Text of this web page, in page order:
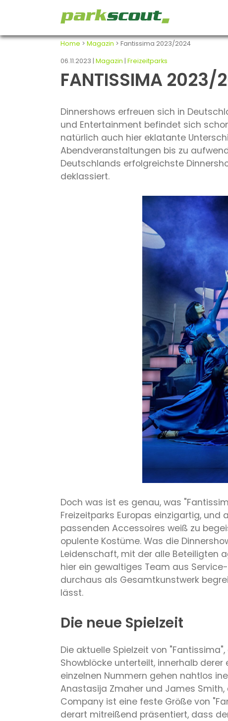
Home > Magazin > Fantissima 2023/2024
06.11.2023 | Magazin Freizeitparks
FANTISSIMA 2023/
Dinnershows erfreuen sich in
und Entertainment befindet sich
natürlich auch hier eklatante
Abendveranstaltungen bis zu
Deutschlands erfolgreichste
deklassiert.
Doch was ist es genau, was
Freizeitparks Europas einzigartig,
passenden Accessoires weiß zu
opulente Kostüme. Was die
Leidenschaft, mit der alle Beteiligten
hier ein gewaltiges Team aus
durchaus als Gesamtkunstwerk
lässt.
Die neue Spielzeit
Die aktuelle Spielzeit von
Showblöcke unterteilt, innerhalb
einzelnen Nummern gehen nahtlos
Anastasija Zmaher und James
Company ist eine feste Größe von
derart mitreißend präsentiert, dass